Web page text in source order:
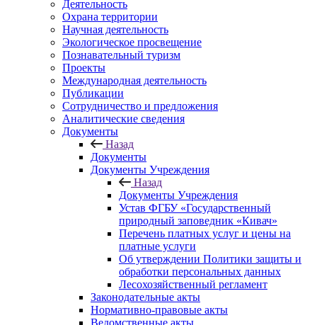
Деятельность
Охрана территории
Научная деятельность
Экологическое просвещение
Познавательный туризм
Проекты
Международная деятельность
Публикации
Сотрудничество и предложения
Аналитические сведения
Документы
Назад
Документы
Документы Учреждения
Назад
Документы Учреждения
Устав ФГБУ «Государственный
природный заповедник «Кивач»
Перечень платных услуг и цены на
платные услуги
Об утверждении Политики защиты и
обработки персональных данных
Лесохозяйственный регламент
Законодательные акты
Нормативно-правовые акты
Ведомственные акты